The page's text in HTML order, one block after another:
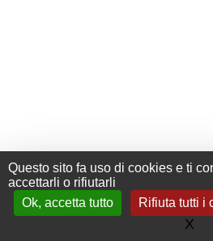
Questo sito fa uso di cookies e ti
accettarli o rifiutarli
Ok, accetta tutto
Rifiuta tutti i
X
+33 (0) 476 411 481